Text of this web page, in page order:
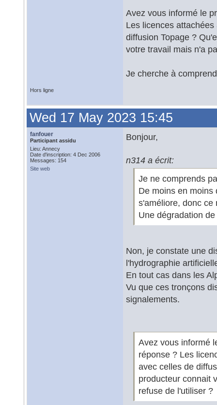
Avez vous informé le
Les licences
diffusion Topage ?
votre travail mais n'a
Je cherche à
Hors ligne
Wed 17 May 2023 15:45
fanfouer
Participant assidu
Lieu: Annecy
Date d'inscription: 4 Dec 2006
Messages: 154
Site web
Bonjour,
n314 a écrit:
Je ne comprends
De moins en moins
s'améliore, donc ce
Une dégradation
Non, je constate une
l'hydrographie
En tout cas dans les
Vu que ces tronçons
signalements.
Avez vous informé
réponse ? Les
avec celles de
producteur connait
refuse de l'utiliser ?